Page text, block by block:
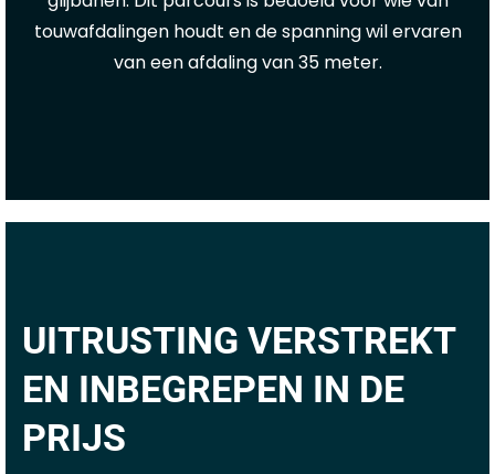
touwafdalingen houdt en de spanning wil ervaren
van een afdaling van 35 meter.
UITRUSTING VERSTREKT
EN INBEGREPEN IN DE
PRIJS